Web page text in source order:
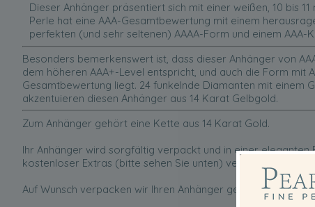
Dieser Anhänger präsentiert sich mit einer weißen, 10 bis
Perle hat eine AAA-Gesamtbewertung mit einem
perfekten (und sehr seltenen) AAAA-Form und einem AAA-
Besonders bemerkenswert ist, dass dieser Anhänger von
dem höheren AAA+-Level entspricht, und auch die Form mit
Gesamtbewertung liegt. 24 funkelnde Diamanten mit einem
akzentuieren diesen Anhänger aus 14 Karat Gelbgold.
Zum Anhänger gehört eine Kette aus 14 Karat Gold.
Ihr Anhänger wird sorgfältig verpackt und in einer eleganten
kostenloser Extras (bitte sehen Sie unten) versandt.
Auf Wunsch verpacken wir Ihren Anhänger gern als